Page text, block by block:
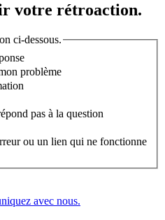
votre rétroaction.
ci-dessous.
problème
pas à la question
ou un lien qui ne fonctionne
avec nous.